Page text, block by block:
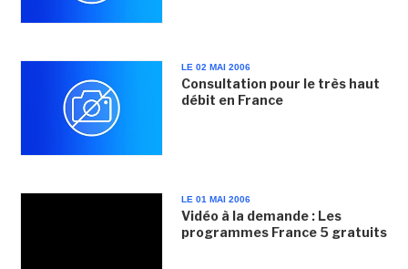
LE 02 MAI 2006
Consultation pour le très haut
débit en France
LE 01 MAI 2006
Vidéo à la demande : Les
programmes France 5 gratuits